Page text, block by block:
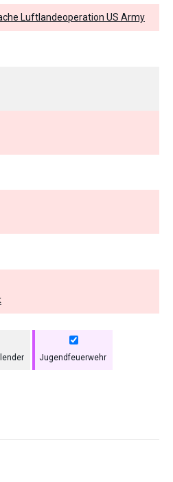
Luftlandeoperation US Army
Jugendfeuerwehr